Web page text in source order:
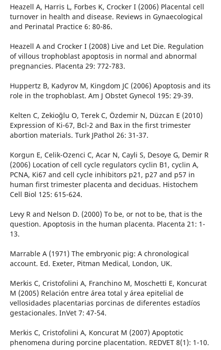
Heazell A, Harris L, Forbes K, Crocker I (2006) Placental cell
turnover in health and disease. Reviews in Gynaecological
and Perinatal Practice 6: 80-86.
Heazell A and Crocker I (2008) Live and Let Die. Regulation
of villous trophoblast apoptosis in normal and abnormal
pregnancies. Placenta 29: 772-783.
Huppertz B, Kadyrov M, Kingdom JC (2006) Apoptosis and its
role in the trophoblast. Am J Obstet Gynecol 195: 29-39.
Kelten C, Zekioğlu O, Terek C, Özdemir N, Düzcan E (2010)
Expression of Ki-67, Bcl-2 and Bax in the first trimester
abortion materials. Turk JPathol 26: 31-37.
Korgun E, Celik-Ozenci C, Acar N, Cayli S, Desoye G, Demir R
(2006) Location of cell cycle regulators cyclin B1, cyclin A,
PCNA, Ki67 and cell cycle inhibitors p21, p27 and p57 in
human first trimester placenta and deciduas. Histochem
Cell Biol 125: 615-624.
Levy R and Nelson D. (2000) To be, or not to be, that is the
question. Apoptosis in the human placenta. Placenta 21: 1-
13.
Marrable A (1971) The embryonic pig: A chronological
account. Ed. Exeter, Pitman Medical, London, UK.
Merkis C, Cristofolini A, Franchino M, Moschetti E, Koncurat
M (2005) Relación entre área total y área epitelial de
vellosidades placentarias porcinas de diferentes estadíos
gestacionales. InVet 7: 47-54.
Merkis C, Cristofolini A, Koncurat M (2007) Apoptotic
phenomena during porcine placentation. REDVET 8(1): 1-10.